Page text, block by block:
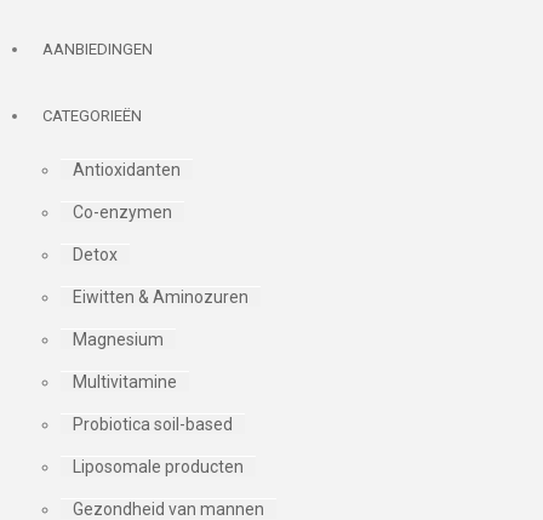
AANBIEDINGEN
CATEGORIEËN
Antioxidanten
Co-enzymen
Detox
Eiwitten & Aminozuren
Magnesium
Multivitamine
Probiotica soil-based
Liposomale producten
Gezondheid van mannen